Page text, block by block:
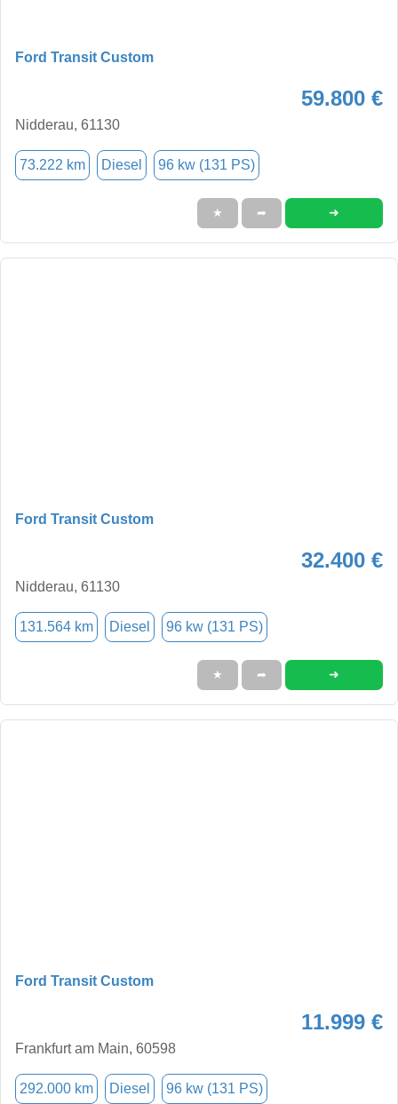
Ford Transit Custom
59.800 €
Nidderau, 61130
73.222 km Diesel 96 kw (131 PS)
★ ➦ ➜
Ford Transit Custom
32.400 €
Nidderau, 61130
131.564 km Diesel 96 kw (131 PS)
★ ➦ ➜
Ford Transit Custom
11.999 €
Frankfurt am Main, 60598
292.000 km Diesel 96 kw (131 PS)